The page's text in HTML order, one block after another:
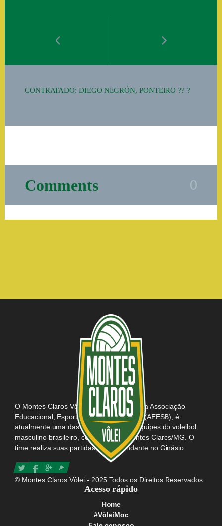
CONTRATADO: DIEGO NEGRÓN, PONTEIRO ?? ?
Comments 0
O Montes Claros Vôlei, em parceria com a Associação
Educacional, Esportiva e Social do Brasil (AEESB), é
atualmente uma das mais tradicionais equipes do voleibol
masculino brasileiro, com sede em Montes Claros/MG. O
time realiza suas partidas como mandante no Ginásio
Poliesportivo Tancredo Neves e possui consigo o título da
maior e mais apaixonada torcida do Brasil.
© Montes Claros Vôlei - 2025 Todos os Direitos Reservados.
Acesso rápido
Home
#VôleiMoc